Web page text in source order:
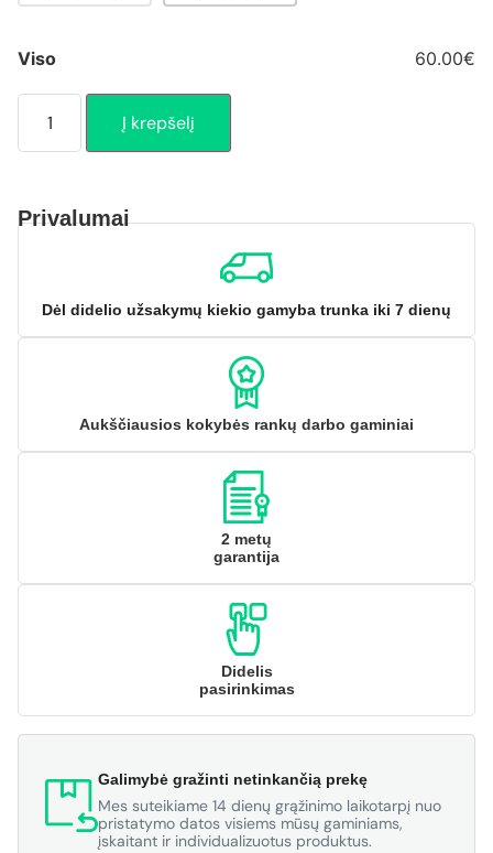
Viso 60.00€
Į krepšelį
Privalumai
Dėl didelio užsakymų kiekio gamyba trunka iki 7 dienų
Aukščiausios kokybės rankų darbo gaminiai
2 metų
garantija
Didelis
pasirinkimas
Galimybė gražinti netinkančią prekę
Mes suteikiame 14 dienų grąžinimo laikotarpį nuo
pristatymo datos visiems mūsų gaminiams,
įskaitant ir individualizuotus produktus.